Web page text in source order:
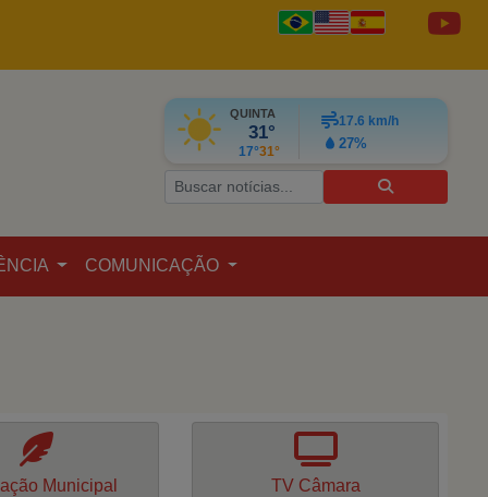
QUINTA
31°
17°31°
17.6 km/h
27%
COMUNICAÇÃO
Municipal TV Câmara